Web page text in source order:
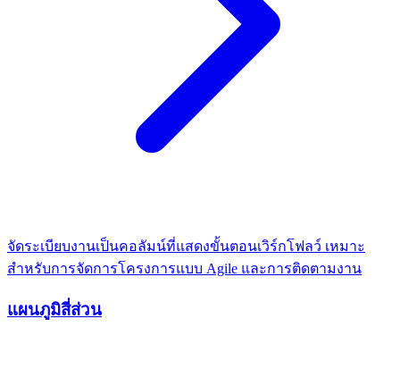
จัดระเบียบงานเป็นคอลัมน์ที่แสดงขั้นตอนเวิร์กโฟลว์ เหมาะ
สำหรับการจัดการโครงการแบบ Agile และการติดตามงาน
แผนภูมิสี่ส่วน